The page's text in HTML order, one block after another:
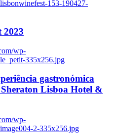
153-190427-
2023
wp-
335x256.jpg
gastronómica
Lisboa Hotel &
wp-
2-335x256.jpg